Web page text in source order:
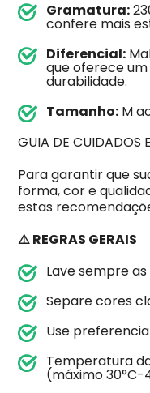
Gramatura:
confere mais
Diferencial:
que oferece
durabilidade.
Tamanho: M
GUIA DE CUIDADOS
Para garantir que
forma, cor e
estas
⚠️ REGRAS GERAIS
Lave sempre
Separe cores
Use
Temperatura
(máximo 30°C-